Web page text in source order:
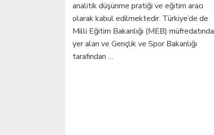
analitik düşünme pratiği ve eğitim aracı
olarak kabul edilmektedir. Türkiye’de de
Milli Eğitim Bakanlığı (MEB) müfredatında
yer alan ve Gençlik ve Spor Bakanlığı
tarafından …